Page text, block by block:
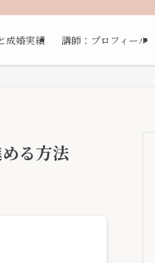
成婚実績 講師：プロフィール
る方法